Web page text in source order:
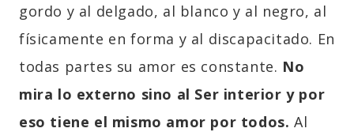
gordo y al delgado, al blanco y al negro, al
físicamente en forma y al discapacitado. En
todas partes su amor es constante. No
mira lo externo sino al Ser interior y por
eso tiene el mismo amor por todos. Al